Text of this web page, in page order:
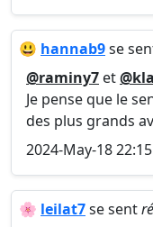
😃 hannab9se
@raminy7 et
Je pense que le
des plus grands
2024-May-18 22:15
🌸 leilat7se sent